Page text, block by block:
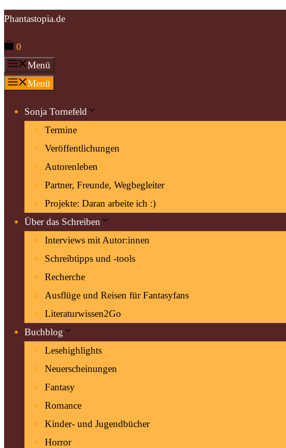
Zum
springen
Phantastopia.de
0
Menü
Menü
Sonja Tornefeld
Termine
Veröffentlichungen
Autorenleben
Partner, Freunde, Wegbegleiter
Projekte: Daran arbeite ich :)
Über das Schreiben
Interviews mit Autor:innen
Schreibtipps und -tools
Recherche
Ausflüge und Reisen für Fantasyfans
Literaturwissen2Go
Buchblog
Lesehighlights
Neuerscheinungen
Fantasy
Romance
Kinder- und Jugendbücher
Horror